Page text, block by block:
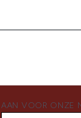
VOOR ONZE